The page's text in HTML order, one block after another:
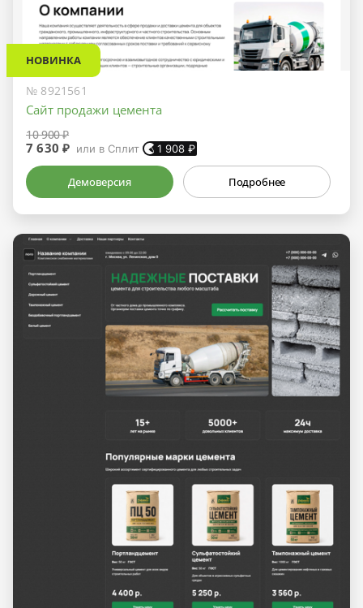
НОВИНКА
№ 8921561
Сайт продажи цемента
10 900 ₽
7 630 ₽ или в Сплит 1 908 ₽
Демоверсия Подробнее